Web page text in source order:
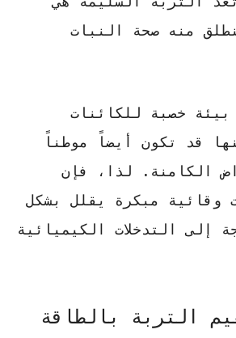
منه صحة النبات
بيئة خصبة للكائنات
قد تكون أيضاً موطناً
الكامنة. لذا، فإن
وقائية مبكرة يقلل بشكل
إلى التدخلات الكيميائية
التربة بالطاقة